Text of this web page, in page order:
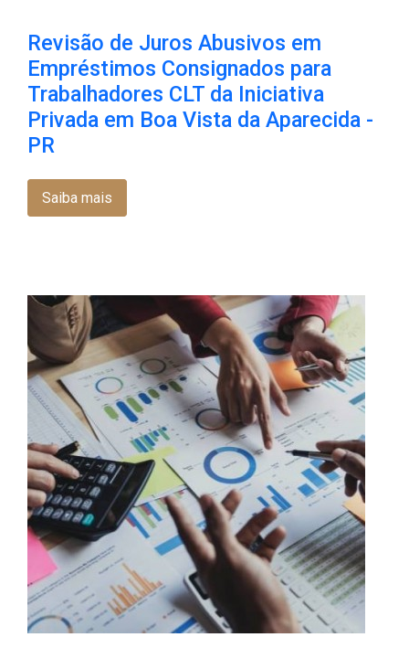
Revisão de Juros Abusivos em
Empréstimos Consignados para
Trabalhadores CLT da Iniciativa
Privada em Boa Vista da Aparecida -
PR
Saiba mais